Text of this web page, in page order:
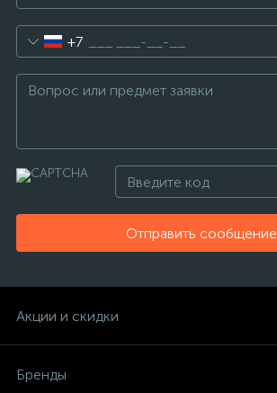
+7
Отправить сообщение
Акции и скидки
Бренды